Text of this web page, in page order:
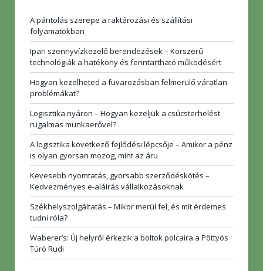
A pántolás szerepe a raktározási és szállítási
folyamatokban
Ipari szennyvízkezelő berendezések – Korszerű
technológiák a hatékony és fenntartható működésért
Hogyan kezelheted a fuvarozásban felmerülő váratlan
problémákat?
Logisztika nyáron – Hogyan kezeljük a csúcsterhelést
rugalmas munkaerővel?
A logisztika következő fejlődési lépcsője – Amikor a pénz
is olyan gyorsan mozog, mint az áru
Kevesebb nyomtatás, gyorsabb szerződéskötés –
Kedvezményes e-aláírás vállalkozásoknak
Székhelyszolgáltatás – Mikor merül fel, és mit érdemes
tudni róla?
Waberer’s: Új helyről érkezik a boltok polcaira a Pöttyös
Túró Rudi